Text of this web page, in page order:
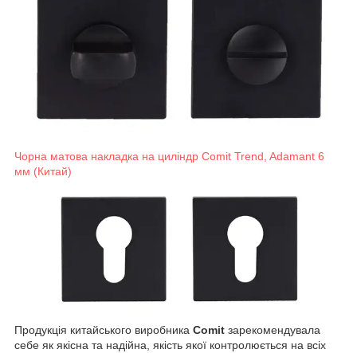
Чорна матова накладка на циліндр Comit Trend, Adamant 6
мм (Китай)
Продукція китайського виробника Comit зарекомендувала
себе як якісна та надійна, якість якої контролюється на всіх